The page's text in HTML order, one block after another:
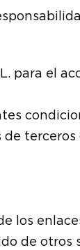
para el
terceros
los
de otros